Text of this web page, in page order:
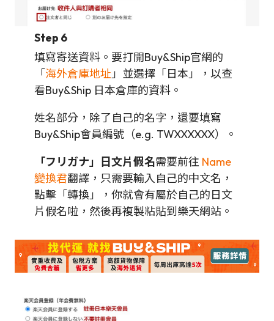
Step 6
填寫寄送資料。要打開Buy&Ship官網的
「海外倉庫地址」並選擇「日本」，以查
看Buy&Ship 日本倉庫的資料。
姓名部分，除了自己的名字，還要填寫
Buy&Ship會員編號（e.g. TWXXXXXX）。
「フリガナ」日文片假名需要前往 Name
變換君翻譯，只需要輸入自己的中文名，
點擊「轉換」，你就會有屬於自己的日文
片假名啦，然後再複製粘貼到樂天網站。